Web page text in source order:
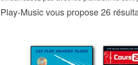
Play-Music vous propose 26